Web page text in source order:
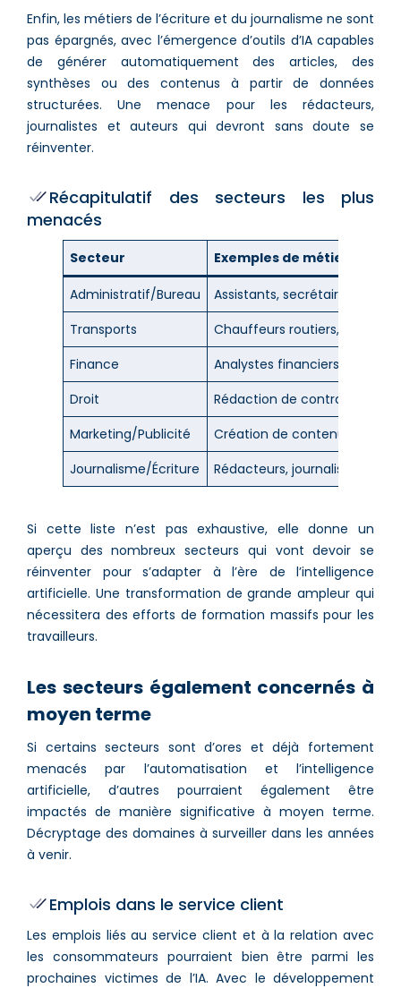
Enfin, les métiers de l’écriture et du journalisme ne sont
pas épargnés, avec l’émergence d’outils d’IA capables
de générer automatiquement des articles, des
synthèses ou des contenus à partir de données
structurées. Une menace pour les rédacteurs,
journalistes et auteurs qui devront sans doute se
réinventer.
Récapitulatif des secteurs les plus
menacés
Secteur Exemples de métiers
Administratif/Bureau
Assistants, secrétaires,
Transports
Chauffeurs routiers, livreurs,
Finance
Analystes financiers, traders,
Droit
Rédaction de contrats,
Marketing/Publicité
Création de contenus,
Journalisme/Écriture
Rédacteurs, journalistes,
Si cette liste n’est pas exhaustive, elle donne un
aperçu des nombreux secteurs qui vont devoir se
réinventer pour s’adapter à l’ère de l’intelligence
artificielle. Une transformation de grande ampleur qui
nécessitera des efforts de formation massifs pour les
travailleurs.
Les secteurs également concernés à
moyen terme
Si certains secteurs sont d’ores et déjà fortement
menacés par l’automatisation et l’intelligence
artificielle, d’autres pourraient également être
impactés de manière significative à moyen terme.
Décryptage des domaines à surveiller dans les années
à venir.
Emplois dans le service client
Les emplois liés au service client et à la relation avec
les consommateurs pourraient bien être parmi les
prochaines victimes de l’IA. Avec le développement